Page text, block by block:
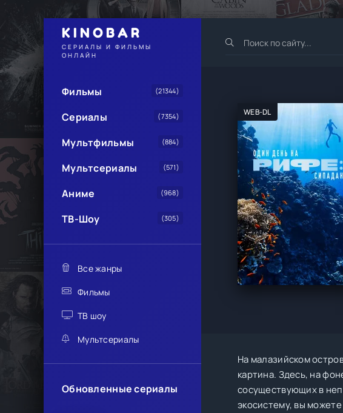
KINOBAR
СЕРИАЛЫ И ФИЛЬМЫ
ОНЛАЙН
Фильмы (21344)
Сериалы (7354)
Мультфильмы (884)
Мультсериалы (571)
Аниме (968)
ТВ-Шоу (305)
Все жанры
Фильмы
ТВ шоу
Мультсериалы
Обновленные сериалы
WEB-DL
На малазийском
картина. Здесь, на
сосуществующих в
экосистему, вы